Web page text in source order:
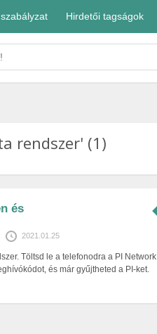
Hirdetői tagságok
rendszer' (1)
és
2021.01.25
Töltsd le a telefonodra a PI Network
és már gyűjtheted a PI-ket.